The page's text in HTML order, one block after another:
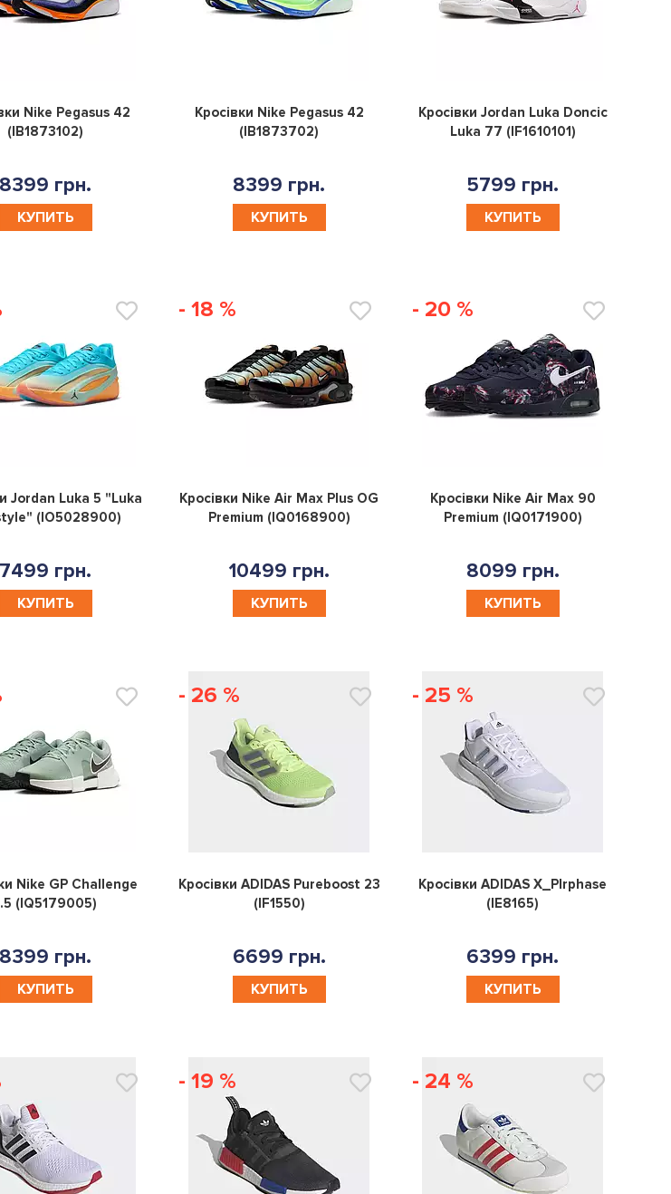
0
Nike Pegasus 42
(IB1873102)
8399 грн.
КУПИТЬ
0
Кросівки Nike Pegasus 42
(IB1873702)
8399 грн.
КУПИТЬ
0
Кросівки Jordan Luka Doncic
Luka 77 (IF1610101)
5799 грн.
КУПИТЬ
0
Jordan Luka 5 "Luka
(IO5028900)
7499 грн.
КУПИТЬ
- 18 %
0
Кросівки Nike Air Max Plus OG
Premium (IQ0168900)
10499 грн.
КУПИТЬ
- 20 %
0
Кросівки Nike Air Max 90
Premium (IQ0171900)
8099 грн.
КУПИТЬ
0
Nike GP Challenge
(IQ5179005)
8399 грн.
КУПИТЬ
- 26 %
0
Кросівки ADIDAS Pureboost 23
(IF1550)
6699 грн.
КУПИТЬ
- 25 %
0
Кросівки ADIDAS X_Plrphase
(IE8165)
6399 грн.
КУПИТЬ
- 19 % - 24 %